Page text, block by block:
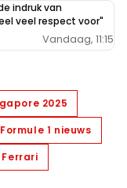
indruk van
veel respect voor"
Vandaag, 11:15
2025
Formule 1 nieuws
Ferrari